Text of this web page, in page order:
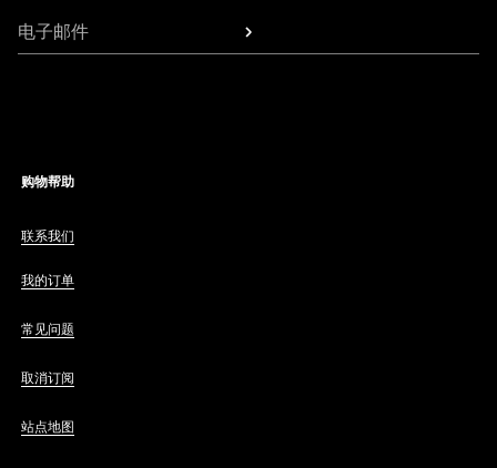
电子邮件
购物帮助
联系我们
我的订单
常见问题
取消订阅
站点地图